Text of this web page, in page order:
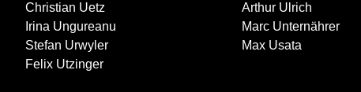
Christian Uetz
Arthur Ulrich
Irina Ungureanu
Marc Unternährer
Stefan Urwyler
Max Usata
Felix Utzinger